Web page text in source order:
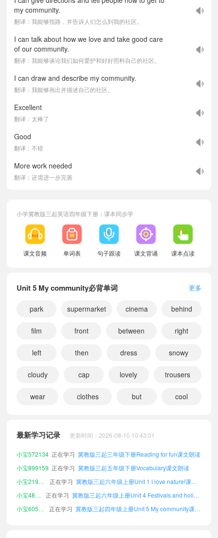
my community.
翻译：我能够指路，并告诉人们怎么到我的社区。
I can talk about how we love and take good care
of our community.
翻译：我能够谈论我们如何爱护和好好照料自己的社区。
I can draw and describe my community.
翻译：我能够画出并描述自己的社区。
Excellent
翻译：太棒了
Good
翻译：不错
More work needed
翻译：还需进一步完善
小学冀教版三起英语四年级下册：课本同步学
课文音频 单词表 句子跟读 课文背诵 课本点读
Unit 5 My community必背单词 更多
park supermarket cinema behind
film front between right
left then dress snowy
cloudy cap lovely trousers
wear clothes but cool
最新学习记录 更新时间：2026-08-10 10:43:01
小宝915081
正在学习
小宝792849
小宝676285 正在学习 冀教版三起六年级上册Unit 3 Seasons课文朗读
小宝572134 正在学习 冀教版三起三年级下册Reading for fun课文朗读
小宝899159 正在学习 冀教版三起五年级下册Vocabulary课文朗读
小宝219546
正在学习
冀教版三起六年级上册Unit 1 I love nature!课文朗读
小宝487894
正在学习
冀教版三起六年级上册Unit 4 Festivals and holidays课文朗读
小宝605518
正在学习
冀教版三起四年级上册Unit 5 My community课文朗读